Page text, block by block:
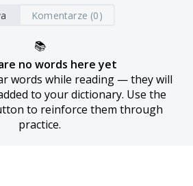
Komentarze (0)
📚
no words here yet
words while reading — they will
to your dictionary. Use the
to reinforce them through
practice.